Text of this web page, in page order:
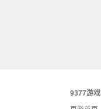
9377游戏